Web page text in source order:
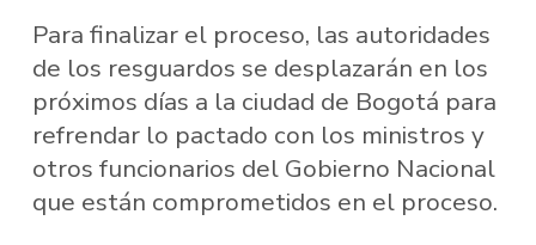
Para finalizar el proceso, las autoridades
de los resguardos se desplazarán en los
próximos días a la ciudad de Bogotá para
refrendar lo pactado con los ministros y
otros funcionarios del Gobierno Nacional
que están comprometidos en el proceso.